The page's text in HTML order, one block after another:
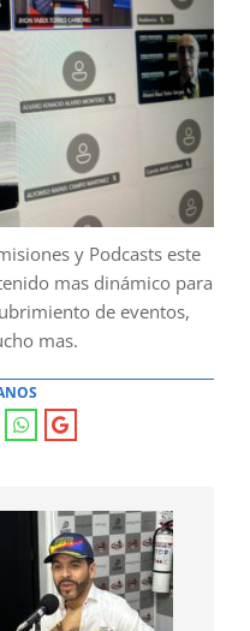
y Podcasts este
mas dinámico para
de eventos,
mas.